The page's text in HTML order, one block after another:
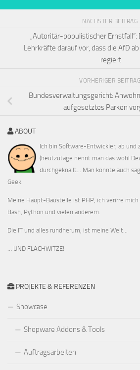
NÄCHSTER BEITRAG
„Autoritär-populistischer Ernstfall“:
Lehrkräfte darauf vor, dass die AfD
regiert
VORHERIGER BEITRAG
Bundesverwaltungsgericht:
aufgesetztes Parken
ABOUT
Ich bin Software-Entwickler, ab und
(heutzutage nennt man das wohl
durchgeknallt... Man könnte auch
Geek.
Meine Haupt-Baustelle ist PHP, ich verirre mich
Bash, Python und vielen anderem.
Die IT und alles rundherum, ist meine Welt...
… UND FLACHWITZE!
PROJEKTE & REFERENZEN
Showcase
Shopware Addons & Tools
Auftragsarbeiten